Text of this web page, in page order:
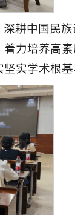
耕中国民
力培养高
实学术根基